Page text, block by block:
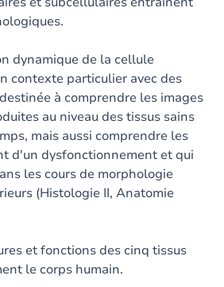
dynamique de la cellule
contexte particulier avec des
à comprendre les images
au niveau des tissus sains
mais aussi comprendre les
d'un dysfonctionnement et qui
les cours de morphologie
(Histologie II, Anatomie
et fonctions des cinq tissus
le corps humain.